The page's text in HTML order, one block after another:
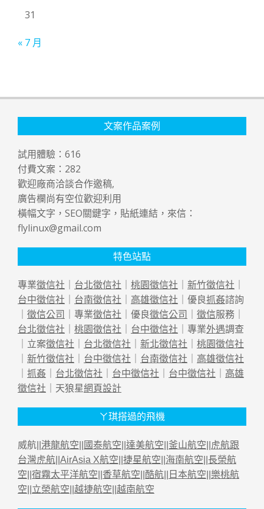
31
« 7 月
文案作品案例
試用體驗： 616
付費文案： 282
歡迎廠商洽談合作邀稿,
廣告欄尚有空位歡迎利用
橫幅文字，SEO關鍵字，貼紙連結，來信：
flylinux@gmail.com
特色站點
專業徵信社 ｜ 台北徵信社 ｜ 桃園徵信社 ｜ 新竹徵信社 ｜
台中徵信社 ｜ 台南徵信社 ｜ 高雄徵信社 ｜優良抓姦諮詢
｜ 徵信公司 ｜專業徵信社 ｜優良徵信公司 ｜ 徵信服務｜
台北徵信社 ｜ 桃園徵信社 ｜ 台中徵信社 ｜專業外遇調查
｜立案徵信社 ｜ 台北徵信社 ｜ 新北徵信社 ｜ 桃園徵信社
｜ 新竹徵信社 ｜ 台中徵信社 ｜ 台南徵信社 ｜ 高雄徵信社
｜ 抓姦 ｜ 台北徵信社 ｜ 台中徵信社 ｜ 台中徵信社 ｜ 高雄
徵信社 ｜天狼星網頁設計
ㄚ琪搭過的飛機
威航|| 港龍航空 國泰航空 達美航空 釜山航空
虎航跟
台灣虎航 AirAsia X航空 捷星航空 海南航空 長榮航
空 宿霧太平洋航空 香草航空 酷航 日本航空 樂桃航
空 立榮航空 越捷航空 越南航空